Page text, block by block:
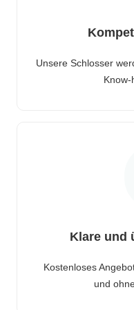
Unsere Schlosser
Know-
Klare und
Kostenloses
und